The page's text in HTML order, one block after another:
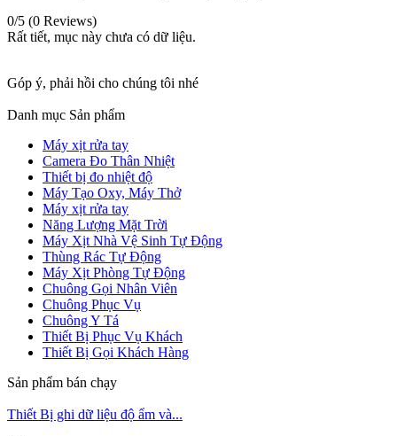
0/5 (0 Reviews)
Rất tiết, mục này chưa có dữ liệu.
Góp ý, phải hồi cho chúng tôi nhé
Danh mục Sản phẩm
Máy xịt rửa tay
Camera Đo Thân Nhiệt
Thiết bị đo nhiệt độ
Máy Tạo Oxy, Máy Thở
Máy xịt rửa tay
Năng Lượng Mặt Trời
Máy Xịt Nhà Vệ Sinh Tự Động
Thùng Rác Tự Động
Máy Xịt Phòng Tự Động
Chuông Gọi Nhân Viên
Chuông Phục Vụ
Chuông Y Tá
Thiết Bị Phục Vụ Khách
Thiết Bị Gọi Khách Hàng
Sản phẩm bán chạy
Thiết Bị ghi dữ liệu độ ẩm và...